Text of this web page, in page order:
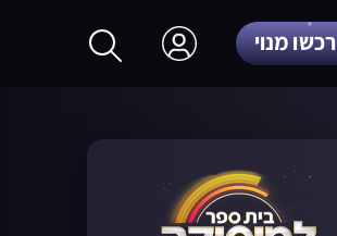
רכשו מנוי
הרשמה